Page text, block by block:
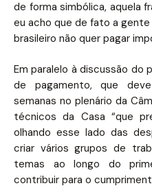
de forma simbólica, aquela
eu acho que de fato a
brasileiro não quer pagar
Em paralelo à discussão do
de pagamento, que
semanas no plenário da
técnicos da Casa “que
olhando esse lado das
criar vários grupos de
temas ao longo do
contribuir para o